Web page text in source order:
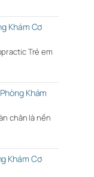
Khám Cơ
Trẻ em
Khám
chân là nền
Khám Cơ